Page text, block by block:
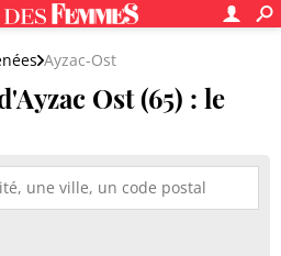
Ayzac-Ost
Ost (65) : le